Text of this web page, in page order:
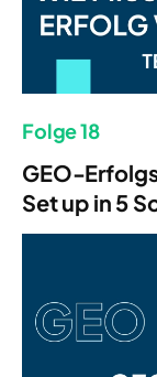
Folge 18
GEO-
Set up in 5